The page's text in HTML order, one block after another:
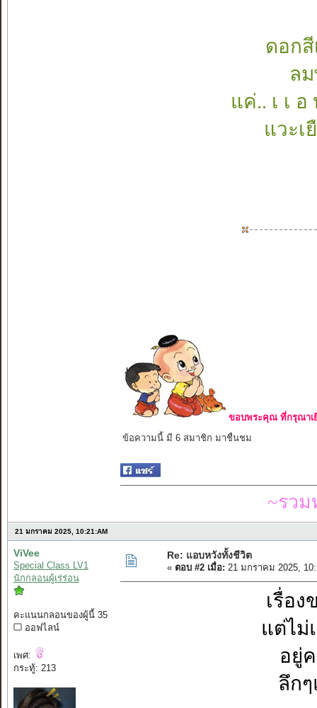
ดอกสี
ล
แค่.. เ เ
แวะเ
ขอบพระคุณ ที่กรุณาเ
ข้อความนี้ มี 6 สมาชิก มาชื่นชม
~รว
21 มกราคม 2025, 10:21:AM
ViVee
Special Class LV1
นักกลอนผู้เร่ร่อน
คะแนนกลอนของผู้นี้ 35
ออฟไลน์
เพศ:
กระทู้: 213
Re: แอบหวังทั้งชีวิต
« ตอบ #2 เมื่อ: 21 มกราคม 2025,
เรื่อง
แต่ไม่
อยู่
ลึก